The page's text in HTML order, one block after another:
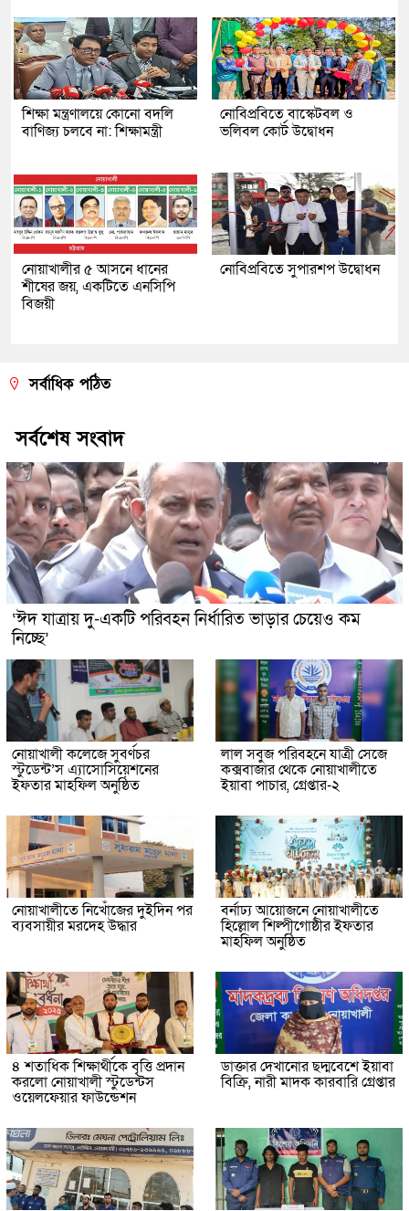
শিক্ষা মন্ত্রণালয়ে কোনো বদলি
বাণিজ্য চলবে না: শিক্ষামন্ত্রী
নোবিপ্রবিতে বাস্কেটবল ও
ভলিবল কোর্ট উদ্বোধন
নোয়াখালীর ৫ আসনে ধানের
শীষের জয়, একটিতে এনসিপি
বিজয়ী
নোবিপ্রবিতে সুপারশপ উদ্বোধন
সর্বাধিক পঠিত
সর্বশেষ সংবাদ
‘ঈদ যাত্রায় দু-একটি পরিবহন নির্ধারিত ভাড়ার চেয়েও কম
নিচ্ছে’
নোয়াখালী কলেজে সুবর্ণচর
স্টুডেন্ট’স এ্যাসোসিয়েশনের
ইফতার মাহফিল অনুষ্ঠিত
লাল সবুজ পরিবহনে যাত্রী সেজে
কক্সবাজার থেকে নোয়াখালীতে
ইয়াবা পাচার, গ্রেপ্তার-২
নোয়াখালীতে নিখোঁজের দুইদিন পর
ব্যবসায়ীর মরদেহ উদ্ধার
বর্নাঢ্য আয়োজনে নোয়াখালীতে
হিল্লোল শিল্পীগোষ্ঠীর ইফতার
মাহফিল অনুষ্ঠিত
৪ শতাধিক শিক্ষার্থীকে বৃত্তি প্রদান
করলো নোয়াখালী স্টুডেন্টস
ওয়েলফেয়ার ফাউন্ডেশন
ডাক্তার দেখানোর ছদ্মবেশে ইয়াবা
বিক্রি, নারী মাদক কারবারি গ্রেপ্তার